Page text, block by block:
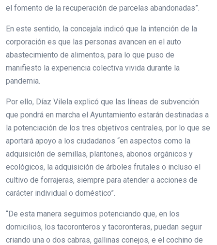
el fomento de la recuperación de parcelas abandonadas”.
En este sentido, la concejala indicó que la intención de la
corporación es que las personas avancen en el auto
abastecimiento de alimentos, para lo que puso de
manifiesto la experiencia colectiva vivida durante la
pandemia.
Por ello, Díaz Vilela explicó que las líneas de subvención
que pondrá en marcha el Ayuntamiento estarán destinadas a
la potenciación de los tres objetivos centrales, por lo que se
aportará apoyo a los ciudadanos “en aspectos como la
adquisición de semillas, plantones, abonos orgánicos y
ecológicos, la adquisición de árboles frutales o incluso el
cultivo de forrajeras, siempre para atender a acciones de
carácter individual o doméstico”.
“De esta manera seguimos potenciando que, en los
domicilios, los tacoronteros y tacoronteras, puedan seguir
criando una o dos cabras, gallinas conejos, e el cochino de